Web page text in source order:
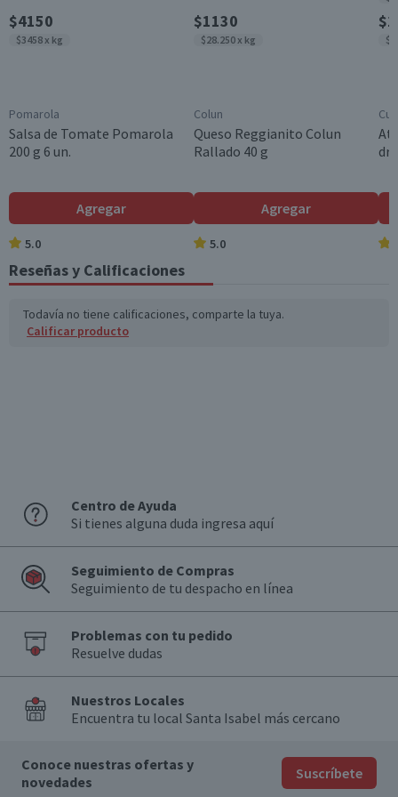
Fibra (g)
Verduras
$4150
$3458 x kg
Pomarola
Salsa de Tomate Pomarola
200 g 6 un.
Agregar
5.0
$1130
$28.250 x kg
Colun
Queso Reggianito Colun
Rallado 40 g
Agregar
5.0
Reseñas y Calificaciones
Todavía no tiene calificaciones, comparte la tuya.
Calificar producto
Centro de Ayuda
Si tienes alguna duda ingresa aquí
Seguimiento de Compras
Seguimiento de tu despacho en línea
Problemas con tu pedido
Resuelve dudas
Nuestros Locales
Encuentra tu local Santa Isabel más cercano
Conoce nuestras ofertas y
novedades
Suscríbete